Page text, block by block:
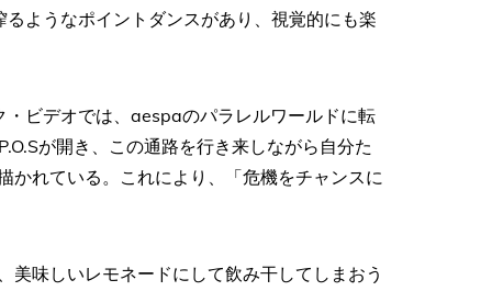
ようなポイントダンスがあり、視覚的にも楽
ビデオでは、aespaのパラレルワールドに転
が開き、この通路を行き来しながら自分た
れている。これにより、「危機をチャンスに
味しいレモネードにして飲み干してしまおう